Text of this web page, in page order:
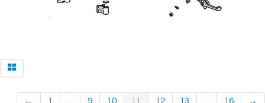
← 1 ... 9 10 11 12 13 ... 16 →